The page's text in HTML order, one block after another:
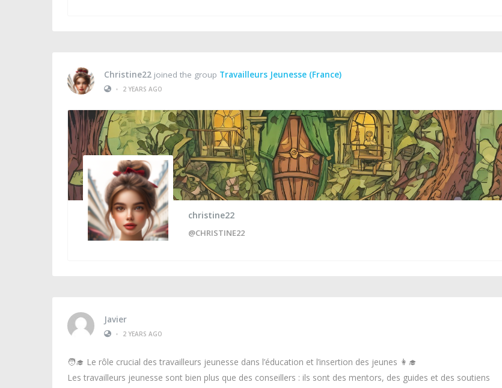
Christine22 joined the group Travailleurs Jeunesse (France)
•
2 YEARS AGO
christine22
@CHRISTINE22
Javier
•
2 YEARS AGO
🧑‍🎓 Le rôle crucial des travailleurs jeunesse dans l’éducation et l’insertion des jeunes 👩‍🎓
Les travailleurs jeunesse sont bien plus que des conseillers : ils sont des mentors, des guides et des soutiens